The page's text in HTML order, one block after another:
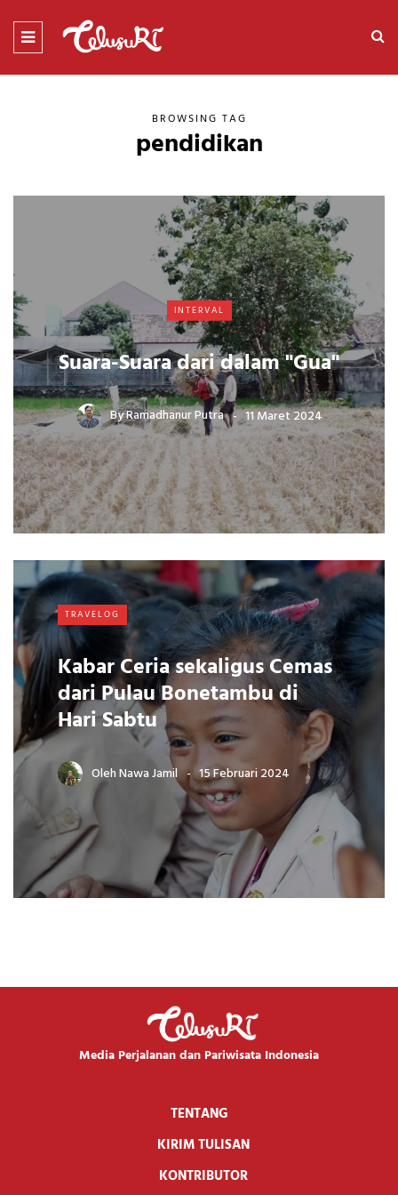
BROWSING TAG
pendidikan
INTERVAL
Suara-Suara dari dalam "Gua"
ByRamadhanur Putra 11 Maret 2024
TRAVELOG
Kabar Ceria sekaligus Cemas
dari Pulau Bonetambu di
Hari Sabtu
OlehNawa Jamil 15 Februari 2024
Media Perjalanan dan Pariwisata Indonesia
TENTANG
KIRIM TULISAN
KONTRIBUTOR